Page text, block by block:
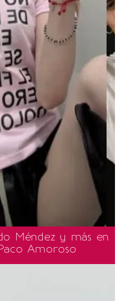
Méndez y más en
Amoroso